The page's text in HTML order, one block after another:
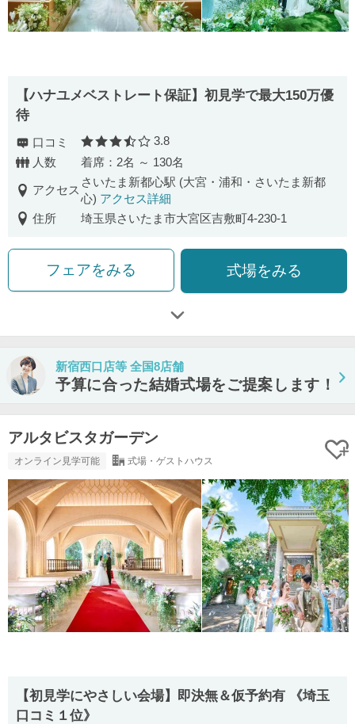
【ハナユメベストレート保証】初見学で最大150万優
待
口コミ 口コミ評価
3.8
人数
着席：2名 ～ 130名
アクセス
さいたま新都心駅 (大宮・浦和・さいたま新都
心) アクセス詳細
住所
埼玉県さいたま市大宮区吉敷町4-230-1
フェアをみる 式場をみる
新宿西口店等 全国8店舗
予算に合った結婚式場をご提案します！
アルタビスタガーデン
オンライン見学可能 式場・ゲストハウス
【初見学にやさしい会場】即決無＆仮予約有 《埼玉
口コミ１位》